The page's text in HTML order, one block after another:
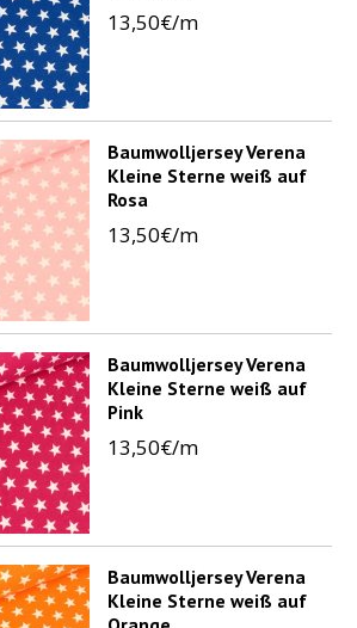
13,50€/m
Baumwolljersey Verena
Kleine Sterne weiß auf
Rosa
13,50€/m
Baumwolljersey Verena
Kleine Sterne weiß auf
Pink
13,50€/m
Baumwolljersey Verena
Kleine Sterne weiß auf